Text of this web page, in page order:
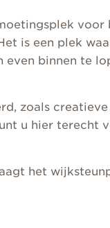
voor
is een plek
binnen te
zoals creatieve
u hier terecht
het